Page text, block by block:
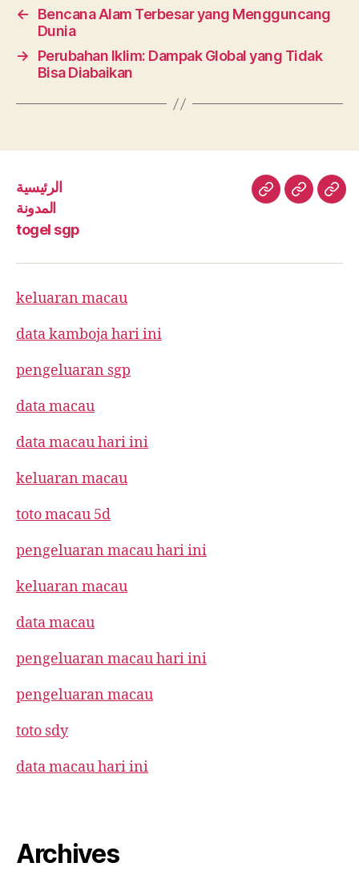
←
Bencana Alam Terbesar yang Mengguncang
Dunia
→
Perubahan Iklim: Dampak Global yang Tidak
Bisa Diabaikan
الرئيسية
المدونة
togel sgp
الرئيسيةالمدونة
keluaran macau
data kamboja hari ini
pengeluaran sgp
data macau
data macau hari ini
keluaran macau
toto macau 5d
pengeluaran macau hari ini
keluaran macau
data macau
pengeluaran macau hari ini
pengeluaran macau
toto sdy
data macau hari ini
Archives